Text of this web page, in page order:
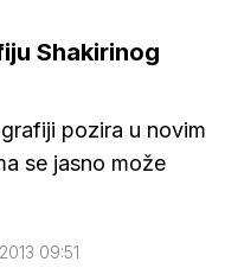
Shakirinog
pozira u novim
se jasno može
09:51